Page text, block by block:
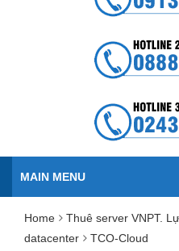
MAIN MENU
Home
Thuê server VNPT.
datacenter
TCO-Cloud